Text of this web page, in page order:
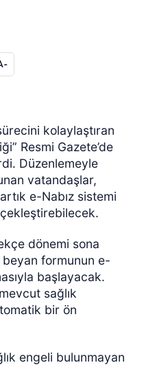
kolaylaştıran
Resmi Gazete’de
Düzenlemeyle
vatandaşlar,
e-Nabız sistemi
dönemi sona
formunun e-
başlayacak.
sağlık
bir ön
engeli bulunmayan